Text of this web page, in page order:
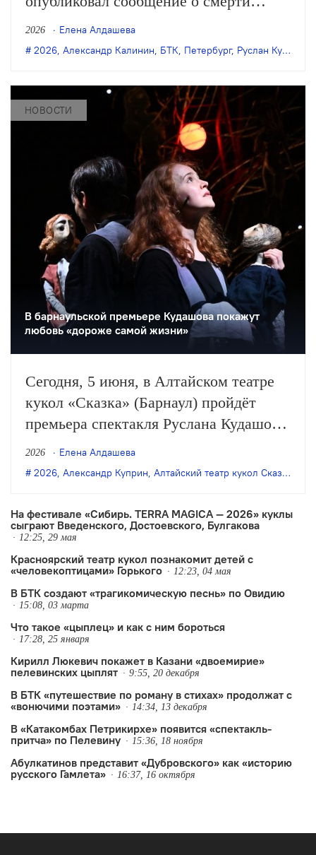
Александра Калинина, на протяжении
двух десятилетий занимавшего пост
2026
Елена Алдашева
2026, Александр Калинин, БТК, Петербург, Руслан Кудашов
НОВОСТИ
В барнаульской премьере Кудашова покажут
любовь «дороже самой жизни»
Сегодня, 5 июня, в Алтайском театре
кукол «Сказка» (Барнаул) пройдёт
премьера спектакля Руслана Кудашова
«Суламифь» (16+) по одноимённой
повести Александра Куприна.
2026
Елена Алдашева
2026, Александр Куприн, Алтайский театр кукол Сказка
На фестивале «Сибирь. TERRA MAGICA — 2026» куклы
сыграют Введенского, Достоевского, Булгакова
12:25, 29 мая
Красноярский театр кукол познакомит детей с
«человекоптицами» Горького
12:23, 04 мая
В БТК создают «трагикомическую песнь» по Овидию
15:08, 03 марта
Что такое «цыплец» и как с ним бороться
17:28, 25 января
Кирилл Люкевич покажет в Казани «двоемирие»
пелевинских цыплят
9:55, 20 декабря
В БТК «путешествие по роману в стихах» продолжат с
«вонючими поэтами»
14:34, 13 декабря
В «Катакомбах Петрикирхе» появится «спектакль-
притча» по Пелевину
15:36, 18 ноября
Абулкатинов представит «Дубровского» как «историю
русского Гамлета»
16:37, 16 октября